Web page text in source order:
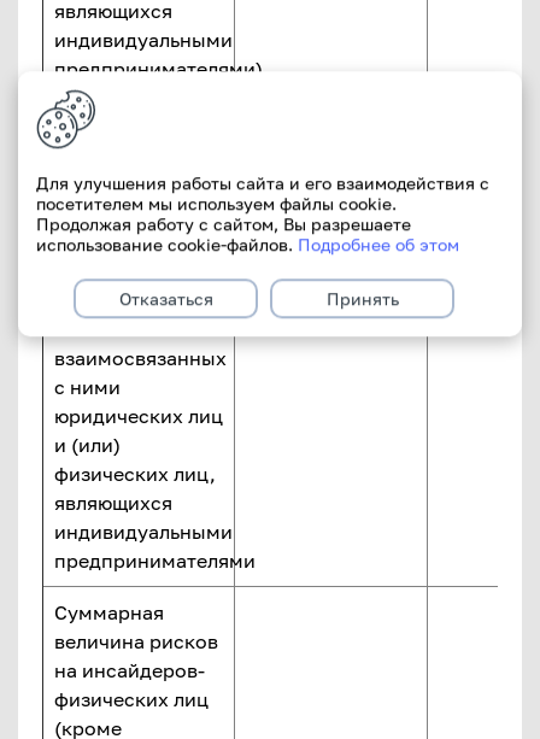
являющихся
индивидуальными
предпринимателями)
и
взаимосвязанных
с ними лиц и
инсайдеров-
физических лиц
(кроме
предпринимателей)
взаимосвязанных
с ними
юридических лиц
и (или)
физических лиц,
являющихся
индивидуальными
предпринимателями
50,0%
Суммарная
величина рисков
на инсайдеров-
физических лиц
(кроме
Для улучшения работы сайта и его взаимодействия с
посетителем мы используем файлы cookie.
Продолжая работу с сайтом, Вы разрешаете
использование cookie-файлов. Подробнее об этом
Отказаться Принять